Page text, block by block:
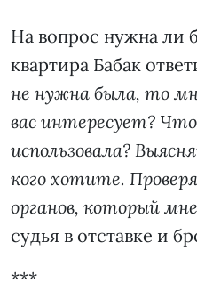
На вопрос нужна ли
квартира Бабак
не нужна была, то
вас интересует?
использовала?
кого хотите.
органов, который мне
судья в отставке и
***